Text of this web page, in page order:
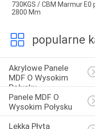
730KGS / CBM Marmur E0
2800 Mm
popularne
Akrylowe Panele
MDF O Wysokim
Połysku
Panele MDF O
Wysokim Połysku
Lekka Płyta